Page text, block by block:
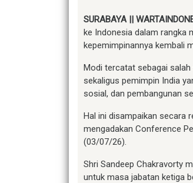
SURABAYA ||
ke Indonesia dalam rangka
kepemimpinannya kembali
Modi tercatat sebagai
sekaligus pemimpin India
sosial, dan pembangunan
Hal ini disampaikan secara
mengadakan Conference
(03/07/26).
Shri Sandeep Chakravorty
untuk masa jabatan ketiga